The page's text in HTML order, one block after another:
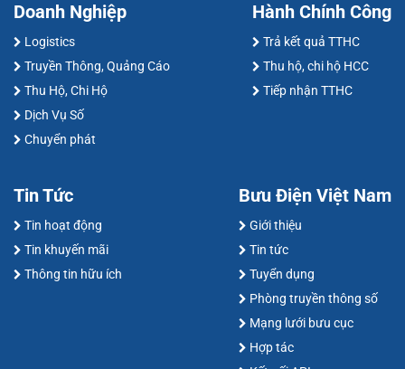
Doanh Nghiệp
Logistics
Truyền Thông, Quảng Cáo
Thu Hộ, Chi Hộ
Dịch Vụ Số
Chuyển phát
Hành Chính Công
Trả kết quả TTHC
Thu hộ, chi hộ HCC
Tiếp nhận TTHC
Tin Tức
Tin hoạt động
Tin khuyến mãi
Thông tin hữu ích
Bưu Điện Việt Nam
Giới thiệu
Tin tức
Tuyển dụng
Phòng truyền thông số
Mạng lưới bưu cục
Hợp tác